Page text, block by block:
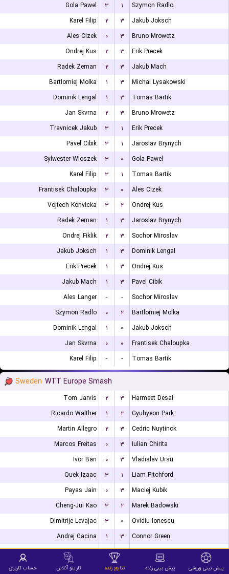
Gola Pawel
۳ ۱
Szymon Radlo
Karel Filip
۲ ۳
Jakub Joksch
Ales Cizek
۰ ۳
Bruno Mrowetz
Ondrej Kus
۲ ۳
Erik Precek
Radek Zeman
۲ ۳
Jakub Mach
Bartlomiej Molka
۱ ۳
Michal Lysakowski
Dominik Lengal
۱ ۳
Tomas Bartik
Jan Skvrna
۲ ۳
Bruno Mrowetz
Travnicek Jakub
۳ ۱
Erik Precek
Pavel Cibik
۳ ۱
Jaroslav Brynych
Sylwester Wloszek
۳ ۰
Gola Pawel
Karel Filip
۳ ۱
Tomas Bartik
Frantisek Chaloupka
۳ ۰
Ales Cizek
Vojtech Konvicka
۳ ۲
Ondrej Kus
Radek Zeman
۱ ۳
Jaroslav Brynych
Ondrej Fiklik
۲ ۳
Sochor Miroslav
Jakub Joksch
۱ ۳
Dominik Lengal
Erik Precek
۱ ۳
Ondrej Kus
Jakub Mach
۱ ۳
Pavel Cibik
Ales Langer
- -
Sochor Miroslav
Szymon Radlo
۰ ۲
Bartlomiej Molka
Dominik Lengal
۱ ۰
Jakub Joksch
Jan Skvrna
۰ ۰
Frantisek Chaloupka
Karel Filip
- - Tomas Bartik
Sweden WTT Europe Smash
Tom Jarvis ۲ ۳
Harmeet Desai
Ricardo Walther
۱ ۲
Gyuhyeon Park
Martin Allegro
۲ ۳
Cedric Nuytinck
Marcos Freitas
۰ ۳
Iulian Chirita
Ivor Ban
۰ ۳
Vladislav Ursu
Quek Izaac
۳ ۱
Liam Pitchford
Payas Jain
۰ ۳
Maciej Kubik
Cheng-Jui Kao
۳ ۲
Marek Badowski
Dimitrije Levajac
۳ ۰
Ovidiu Ionescu
Andrej Gacina
۱ ۳
Connor Green
Nikita Artemenko
۲ ۳
Alvaro Robles
Deni Kozul
۳ ۱ Andreas Levenko پیش بینی ورزشی پیش بینی زنده نتایج زنده کازینو آنلاین حساب کاربری